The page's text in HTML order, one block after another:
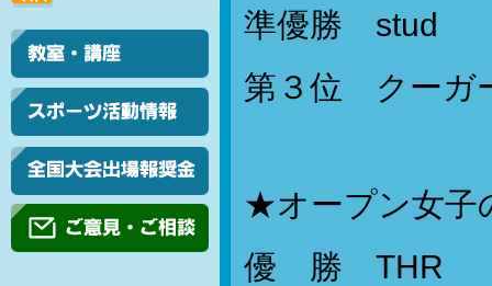
準優勝 stud
第３位 クーガ
★オープン女子
優 勝 THR